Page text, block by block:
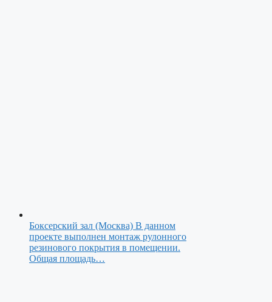
Боксерский зал (Москва) В данном
проекте выполнен монтаж рулонного
резинового покрытия в помещении.
Общая площадь…